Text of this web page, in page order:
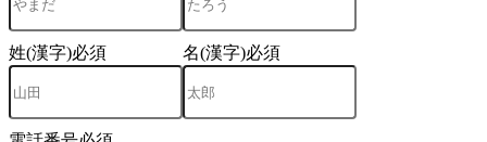
姓(漢字)必須 名(漢字)必須